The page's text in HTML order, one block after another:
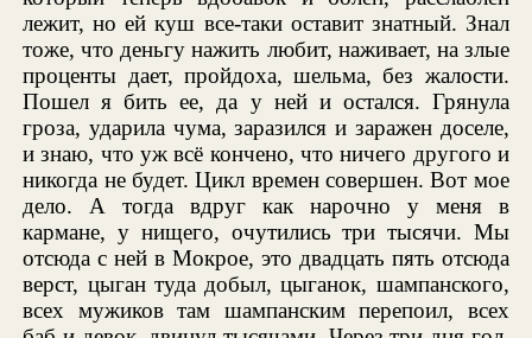
лежит, но ей куш все-таки оставит знатный. Знал
тоже, что деньгу нажить любит, наживает, на злые
проценты дает, пройдоха, шельма, без жалости.
Пошел я бить ее, да у ней и остался. Грянула
гроза, ударила чума, заразился и заражен доселе,
и знаю, что уж всё кончено, что ничего другого и
никогда не будет. Цикл времен совершен. Вот мое
дело. А тогда вдруг как нарочно у меня в
кармане, у нищего, очутились три тысячи. Мы
отсюда с ней в Мокрое, это двадцать пять отсюда
верст, цыган туда добыл, цыганок, шампанского,
всех мужиков там шампанским перепоил, всех